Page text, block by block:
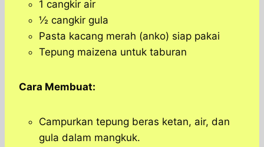
1 cangkir air
½ cangkir gula
Pasta kacang merah (anko) siap pakai
Tepung maizena untuk taburan
Cara Membuat:
Campurkan tepung beras ketan, air, dan
gula dalam mangkuk.